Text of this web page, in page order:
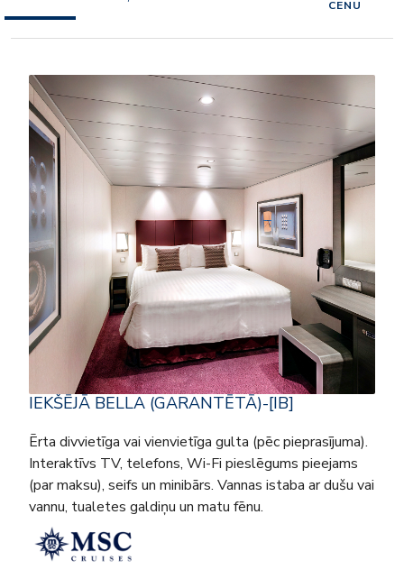
CENU
IEKŠĒJĀ BELLA (GARANTĒTĀ)-[IB]
Ērta divvietīga vai vienvietīga gulta (pēc pieprasījuma).
Interaktīvs TV, telefons, Wi-Fi pieslēgums pieejams
(par maksu), seifs un minibārs. Vannas istaba ar dušu vai
vannu, tualetes galdiņu un matu fēnu.